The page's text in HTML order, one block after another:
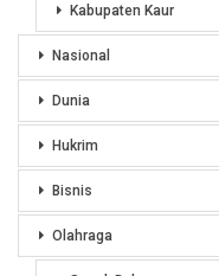
Kabupaten Kaur
Nasional
Dunia
Hukrim
Bisnis
Olahraga